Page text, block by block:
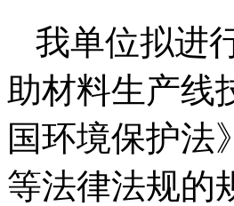
我单位拟进
助材料生产线
国环境保护法
等法律法规的